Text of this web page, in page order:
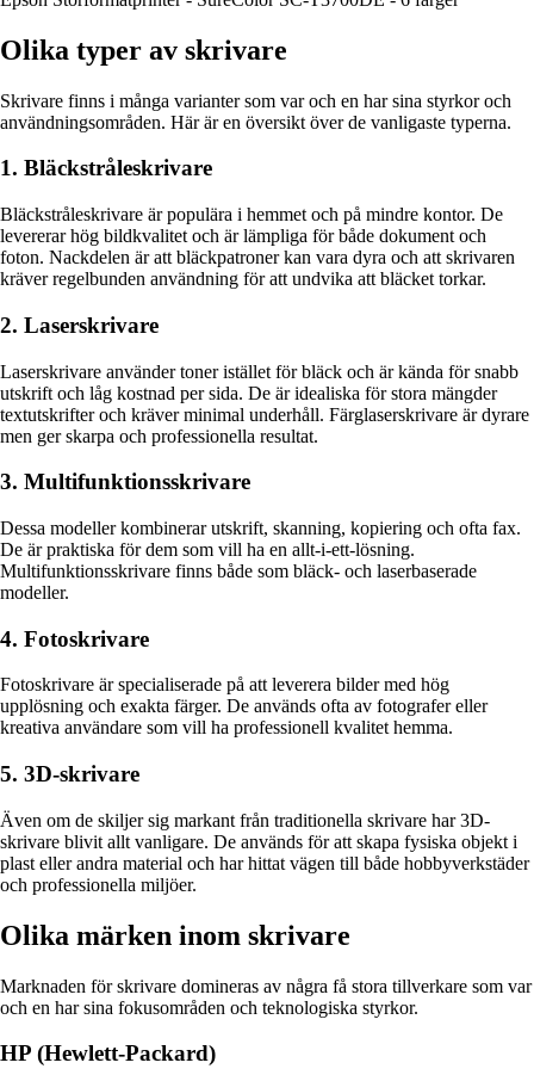
Olika typer av skrivare
Skrivare finns i många varianter som var och en har sina styrkor och
användningsområden. Här är en översikt över de vanligaste typerna.
1. Bläckstråleskrivare
Bläckstråleskrivare är populära i hemmet och på mindre kontor. De
levererar hög bildkvalitet och är lämpliga för både dokument och
foton. Nackdelen är att bläckpatroner kan vara dyra och att skrivaren
kräver regelbunden användning för att undvika att bläcket torkar.
2. Laserskrivare
Laserskrivare använder toner istället för bläck och är kända för snabb
utskrift och låg kostnad per sida. De är idealiska för stora mängder
textutskrifter och kräver minimal underhåll. Färglaserskrivare är dyrare
men ger skarpa och professionella resultat.
3. Multifunktionsskrivare
Dessa modeller kombinerar utskrift, skanning, kopiering och ofta fax.
De är praktiska för dem som vill ha en allt-i-ett-lösning.
Multifunktionsskrivare finns både som bläck- och laserbaserade
modeller.
4. Fotoskrivare
Fotoskrivare är specialiserade på att leverera bilder med hög
upplösning och exakta färger. De används ofta av fotografer eller
kreativa användare som vill ha professionell kvalitet hemma.
5. 3D-skrivare
Även om de skiljer sig markant från traditionella skrivare har 3D-
skrivare blivit allt vanligare. De används för att skapa fysiska objekt i
plast eller andra material och har hittat vägen till både hobbyverkstäder
och professionella miljöer.
Olika märken inom skrivare
Marknaden för skrivare domineras av några få stora tillverkare som var
och en har sina fokusområden och teknologiska styrkor.
HP (Hewlett-Packard)